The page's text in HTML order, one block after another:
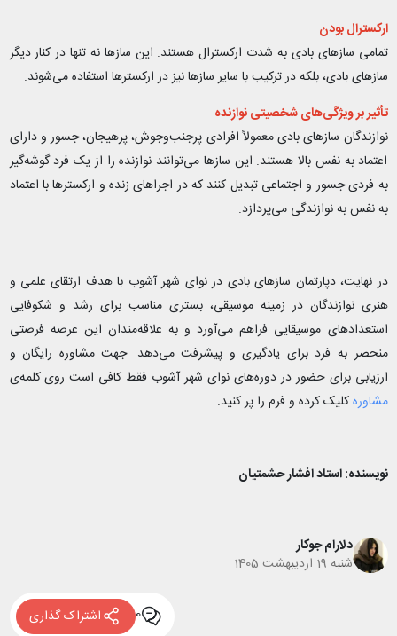
ارکسترال بودن
تمامی سازهای بادی به شدت ارکسترال هستند. این سازها نه تنها در کنار دیگر
سازهای بادی، بلکه در ترکیب با سایر سازها نیز در ارکسترها استفاده می‌شوند.
تأثیر بر ویژگی‌های شخصیتی نوازنده
نوازندگان سازهای بادی معمولاً افرادی پرجنب‌وجوش، پرهیجان، جسور و دارای
اعتماد به نفس بالا هستند. این سازها می‌توانند نوازنده را از یک فرد گوشه‌گیر
به فردی جسور و اجتماعی تبدیل کنند که در اجراهای زنده و ارکسترها با اعتماد
به نفس به نوازندگی می‌پردازد.
در نهایت، دپارتمان سازهای بادی در نوای شهر آشوب با هدف ارتقای علمی و
هنری نوازندگان در زمینه موسیقی، بستری مناسب برای رشد و شکوفایی
استعدادهای موسیقایی فراهم می‌آورد و به علاقه‌مندان این عرصه فرصتی
منحصر به فرد برای یادگیری و پیشرفت می‌دهد. جهت مشاوره رایگان‌ و
ارزیابی برای حضور در دوره‌های نوای شهر آشوب فقط کافی است روی کلمه‌ی
مشاورهکلیک کرده و فرم را پر کنید.
نویسنده: استاد افشار حشمتیان
دلارام جوکار
شنبه 19 اردیبهشت 1405
0 اشتراک گذاری